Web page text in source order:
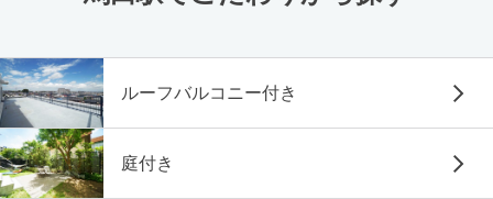
ルーフバルコニー付き
庭付き